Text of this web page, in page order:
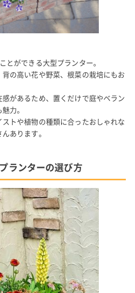
とができる大型プランター。
の高い花や野菜、根菜の栽培にもお
があるため、置くだけで庭やベラン
力。
トや植物の種類に合ったおしゃれな
あります。
ランターの選び方